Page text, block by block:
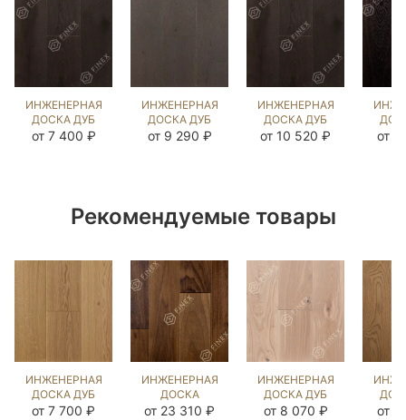
ИНЖЕНЕРНАЯ
ДОСКА ДУБ
BLACK
от 7 400 ₽
ИНЖЕНЕРНАЯ
ДОСКА ДУБ
ГРАНД
от 9 290 ₽
ИНЖЕНЕРНАЯ
ДОСКА ДУБ
BLACK
от 10 520 ₽ от
Рекомендуемые товары
ИНЖЕНЕРНАЯ
ДОСКА ДУБ
COLONIAL
от 7 700 ₽
ИНЖЕНЕРНАЯ
ДОСКА
АМЕРИКАНСКИЙ
от 23 310 ₽
ИНЖЕНЕРНАЯ
ДОСКА ДУБ
COLONIAL
от 8 070 ₽ от